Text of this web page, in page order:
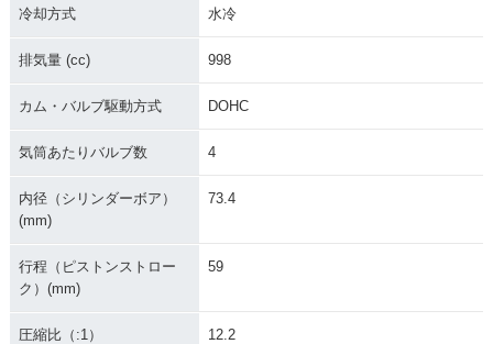
冷却方式 水冷
排気量 (cc) 998
カム・バルブ駆動方式 DOHC
気筒あたりバルブ数 4
内径（シリンダーボア）
(mm)
73.4
行程（ピストンストロー
ク）(mm)
59
圧縮比（:1） 12.2